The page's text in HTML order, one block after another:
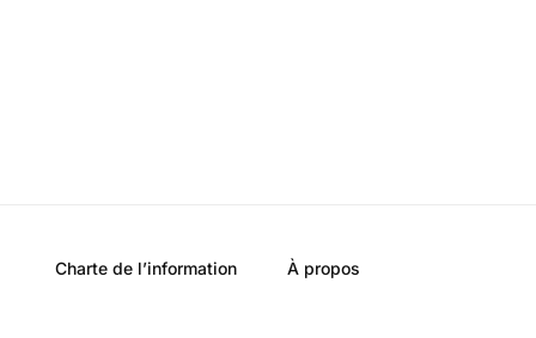
Charte de l’information À propos